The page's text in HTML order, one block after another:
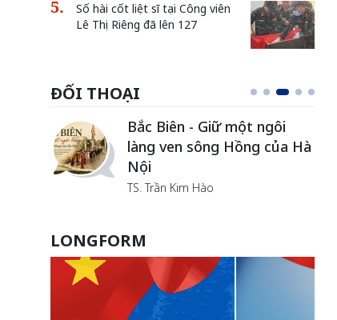
Số hài cốt liệt sĩ tại Công viên
Lê Thị Riêng đã lên 127
ĐỐI THOẠI
Xin lỗi, rồi sao nữa?!
Lê Xuân Thọ
LONGFORM